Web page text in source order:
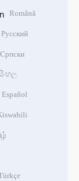
Română
Русский
Српски
Español